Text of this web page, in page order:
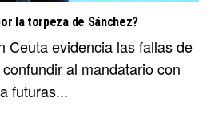
la torpeza de Sánchez?
Ceuta evidencia las fallas de
al mandatario con
futuras...